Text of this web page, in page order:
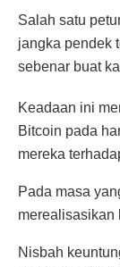
Salah satu
jangka pendek
sebenar buat
Keadaan ini
Bitcoin pada
mereka
Pada masa
merealisasikan
Nisbah